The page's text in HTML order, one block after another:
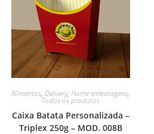
Alimentos,Delivery,Home embalagens,
Todos os produtos
Caixa Batata Personalizada –
Triplex 250g – MOD. 008B